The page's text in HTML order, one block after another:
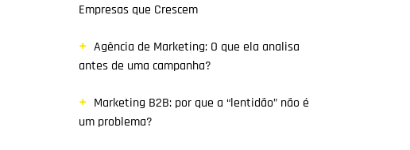
Empresas que Crescem
Agência de Marketing: O que ela analisa
antes de uma campanha?
Marketing B2B: por que a “lentidão” não é
um problema?